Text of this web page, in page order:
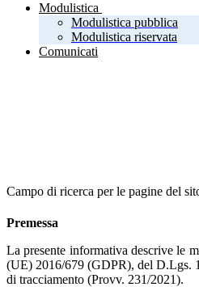
Modulistica
Modulistica pubblica
Modulistica riservata
Comunicati
Campo di ricerca per le pagine del
Premessa
La presente informativa descrive le
(UE) 2016/679 (GDPR), del D.Lgs.
di tracciamento (Provv. 231/2021).